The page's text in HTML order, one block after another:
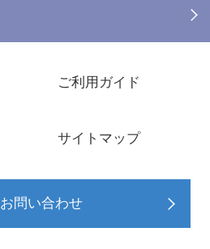
ご利用ガイド
サイトマップ
お問い合わせ